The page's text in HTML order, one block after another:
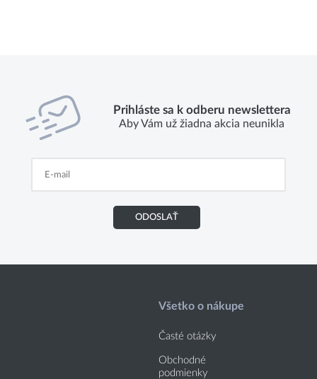
Prihláste sa k odberu newslettera
Aby Vám už žiadna akcia neunikla
ODOSLAŤ
Všetko o nákupe
Časté otázky
Obchodné
podmienky